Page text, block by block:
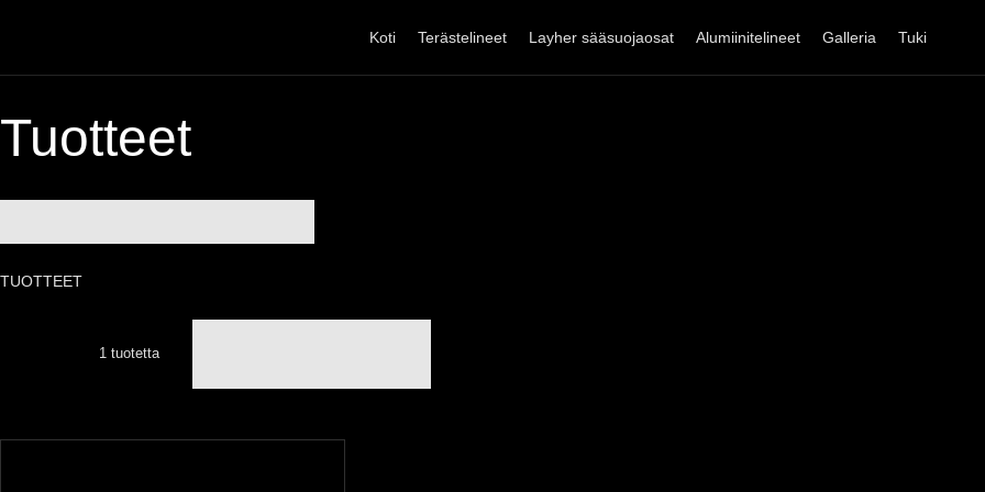
Koti Terästelineet Layher sääsuojaosat Alumiinitelineet Galleria Tuki
Tuotteet
TUOTTEET
1 tuotetta